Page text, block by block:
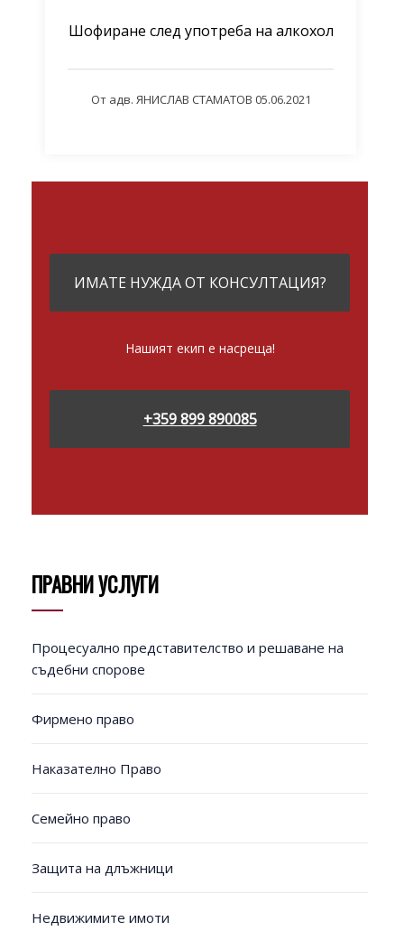
Шофиране след употреба на алкохол
От адв. ЯНИСЛАВ СТАМАТОВ 05.06.2021
ИМАТЕ НУЖДА ОТ КОНСУЛТАЦИЯ?
Нашият екип е насреща!
+359 899 890085
ПРАВНИ УСЛУГИ
Процесуално представителство и решаване на
съдебни спорове
Фирмено право
Наказателно Право
Семейно право
Защита на длъжници
Недвижимите имоти